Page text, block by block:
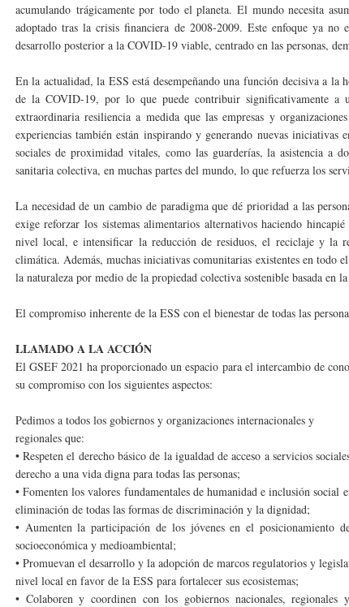
acumulando trágicamente por todo el planeta. El mundo necesita
adoptado tras la crisis financiera de 2008-2009. Este enfoque ya
desarrollo posterior a la COVID-19 viable, centrado en las personas,
En la actualidad, la ESS está desempeñando una función decisiva a
de la COVID-19, por lo que puede contribuir significativamente a
extraordinaria resiliencia a medida que las empresas y
experiencias también están inspirando y generando nuevas iniciativas
sociales de proximidad vitales, como las guarderías, la asistencia a
sanitaria colectiva, en muchas partes del mundo, lo que refuerza los
La necesidad de un cambio de paradigma que dé prioridad a las
exige reforzar los sistemas alimentarios alternativos haciendo
nivel local, e intensificar la reducción de residuos, el reciclaje y la
climática. Además, muchas iniciativas comunitarias existentes en todo
la naturaleza por medio de la propiedad colectiva sostenible basada en
El compromiso inherente de la ESS con el bienestar de todas las
LLAMADO A LA ACCIÓN
El GSEF 2021 ha proporcionado un espacio para el intercambio de
su compromiso con los siguientes aspectos:
Pedimos a todos los gobiernos y organizaciones internacionales y
regionales que:
• Respeten el derecho básico de la igualdad de acceso a servicios
derecho a una vida digna para todas las personas;
• Fomenten los valores fundamentales de humanidad e inclusión
eliminación de todas las formas de discriminación y la dignidad;
• Aumenten la participación de los jóvenes en el posicionamiento
socioeconómica y medioambiental;
• Promuevan el desarrollo y la adopción de marcos regulatorios y
nivel local en favor de la ESS para fortalecer sus ecosistemas;
• Colaboren y coordinen con los gobiernos nacionales,